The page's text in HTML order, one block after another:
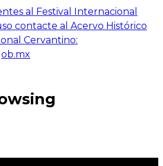
al Festival Internacional
contacte al Acervo Histórico
Cervantino: